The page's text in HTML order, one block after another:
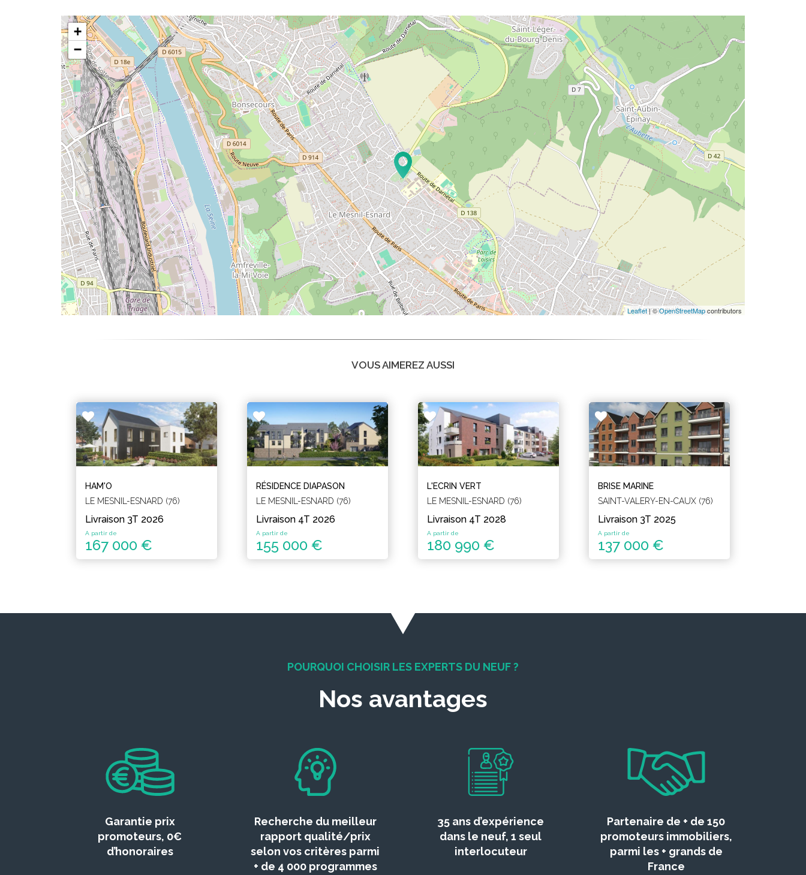
+
−
Leaflet| ©OpenStreetMapcontributors
VOUS AIMEREZ AUSSI
HAM'O
LE MESNIL-ESNARD (76)
Livraison 3T 2026
A partir de
167 000 €
RÉSIDENCE DIAPASON
LE MESNIL-ESNARD (76)
Livraison 4T 2026
A partir de
155 000 €
L'ECRIN VERT
LE MESNIL-ESNARD (76)
Livraison 4T 2028
A partir de
180 990 €
BRISE MARINE
SAINT-VALERY-EN-CAUX (76)
Livraison 3T 2025
A partir de
137 000 €
POURQUOI CHOISIR LES EXPERTS DU NEUF ?
Nos avantages
Garantie prix
promoteurs, 0€
d’honoraires
Recherche du meilleur
rapport qualité/prix
selon vos critères parmi
+ de 4 000 programmes
35 ans d’expérience
dans le neuf, 1 seul
interlocuteur
Partenaire de + de 150
promoteurs immobiliers,
parmi les + grands de
France